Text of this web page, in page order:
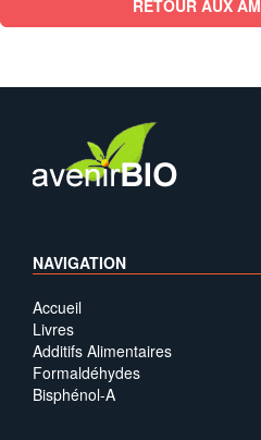
RETOUR AUX
NAVIGATION
Accueil
Livres
Additifs Alimentaires
Formaldéhydes
Bisphénol-A